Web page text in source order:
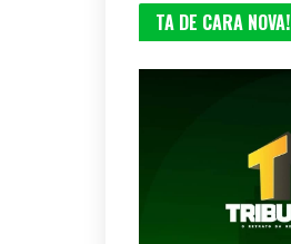
TA DE CARA NOVA!